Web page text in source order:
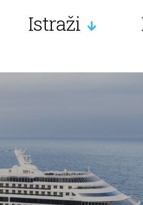
Istraži